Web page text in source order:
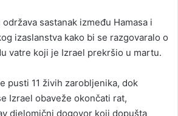
sastanak između Hamasa i
izaslanstva kako bi se razgovaralo o
vatre koji je Izrael prekršio u martu.
pusti 11 živih zarobljenika, dok
Izrael obaveže okončati rat,
djelomični dogovor koji dopušta